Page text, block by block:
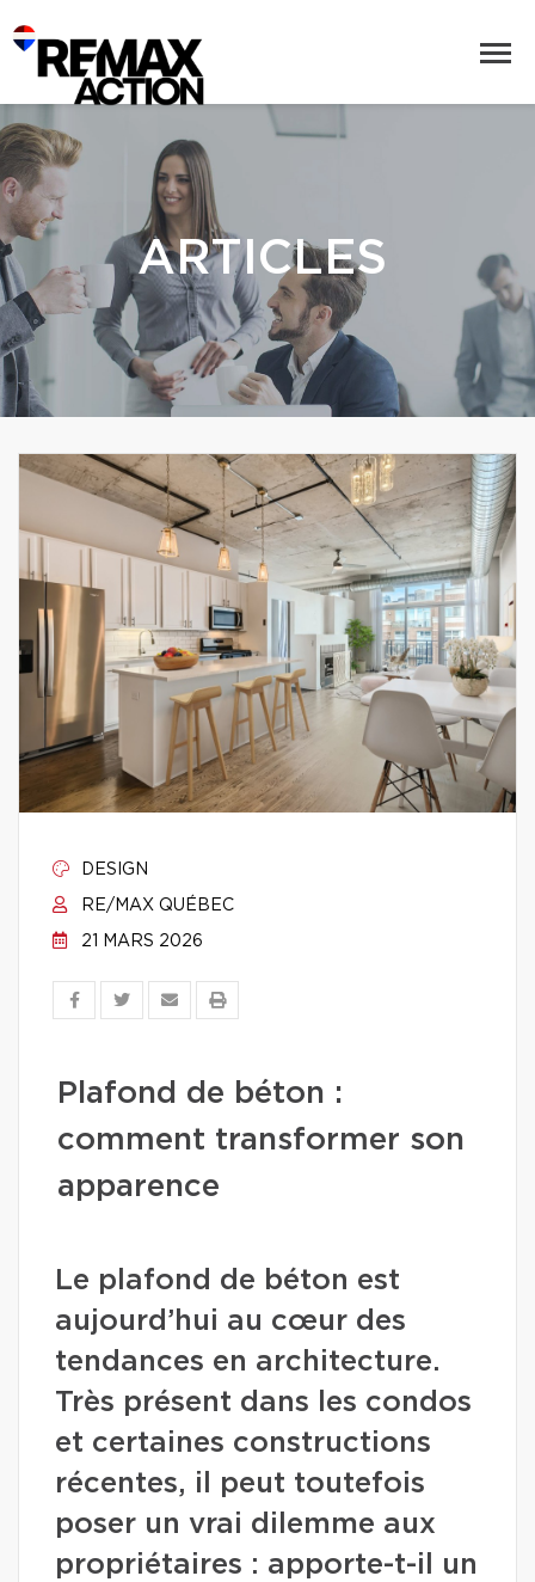
ARTICLES
DESIGN
RE/MAX QUÉBEC
21 MARS 2026
Plafond de béton :
comment transformer son
apparence
Le plafond de béton est
aujourd’hui au cœur des
tendances en architecture.
Très présent dans les condos
et certaines constructions
récentes, il peut toutefois
poser un vrai dilemme aux
propriétaires : apporte-t-il un